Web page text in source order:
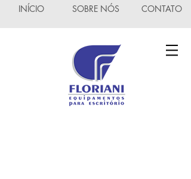
CONTATO
SOBRE NÓS
INÍCIO